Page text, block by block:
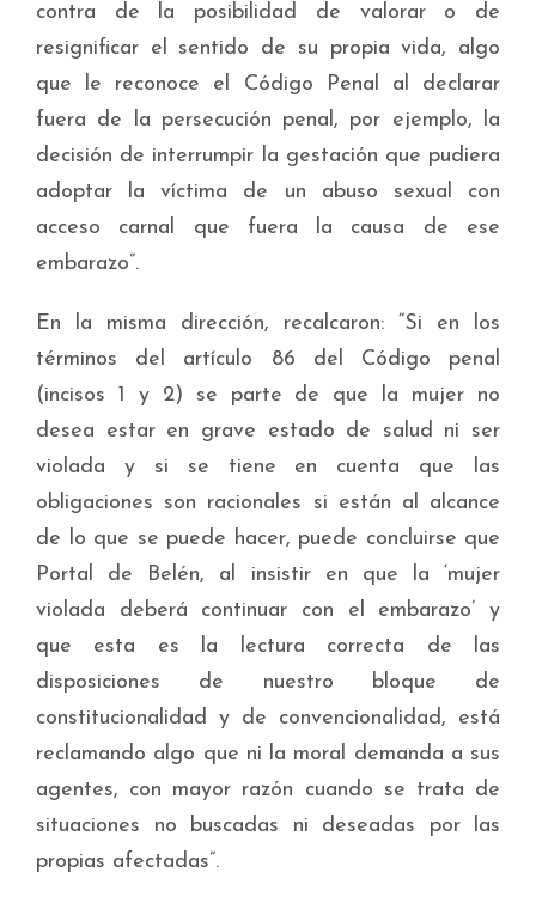
contra de la posibilidad de valorar o de
resignificar el sentido de su propia vida, algo
que le reconoce el Código Penal al declarar
fuera de la persecución penal, por ejemplo, la
decisión de interrumpir la gestación que pudiera
adoptar la víctima de un abuso sexual con
acceso carnal que fuera la causa de ese
embarazo”.
En la misma dirección, recalcaron: “Si en los
términos del artículo 86 del Código penal
(incisos 1 y 2) se parte de que la mujer no
desea estar en grave estado de salud ni ser
violada y si se tiene en cuenta que las
obligaciones son racionales si están al alcance
de lo que se puede hacer, puede concluirse que
Portal de Belén, al insistir en que la ‘mujer
violada deberá continuar con el embarazo’ y
que esta es la lectura correcta de las
disposiciones de nuestro bloque de
constitucionalidad y de convencionalidad, está
reclamando algo que ni la moral demanda a sus
agentes, con mayor razón cuando se trata de
situaciones no buscadas ni deseadas por las
propias afectadas”.